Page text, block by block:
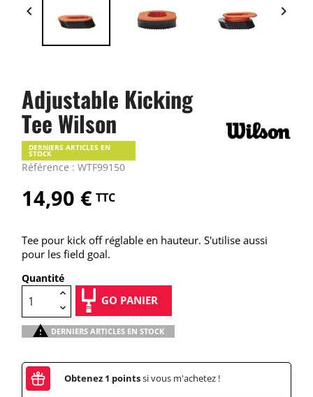
 
Adjustable Kicking
Tee Wilson
Référence : WTF99150
DERNIERS ARTICLES EN
STOCK
14,90 € TTC
Tee pour kick off réglable en hauteur. S'utilise aussi
pour les field goal.
Quantité
GO PANIER
 DERNIERS ARTICLES EN STOCK
Obtenez 1 pointssi vous m'achetez !